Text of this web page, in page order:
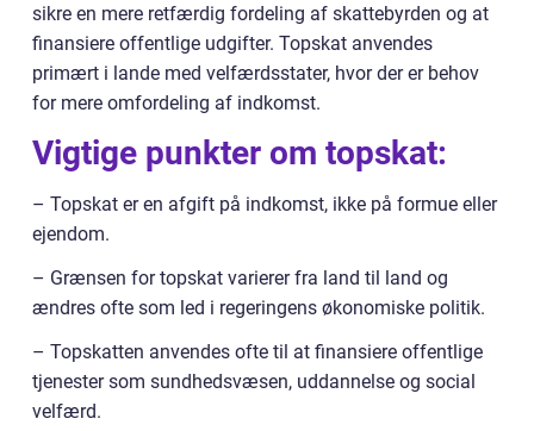
sikre en mere retfærdig fordeling af skattebyrden og at
finansiere offentlige udgifter. Topskat anvendes
primært i lande med velfærdsstater, hvor der er behov
for mere omfordeling af indkomst.
Vigtige punkter om topskat:
– Topskat er en afgift på indkomst, ikke på formue eller
ejendom.
– Grænsen for topskat varierer fra land til land og
ændres ofte som led i regeringens økonomiske politik.
– Topskatten anvendes ofte til at finansiere offentlige
tjenester som sundhedsvæsen, uddannelse og social
velfærd.